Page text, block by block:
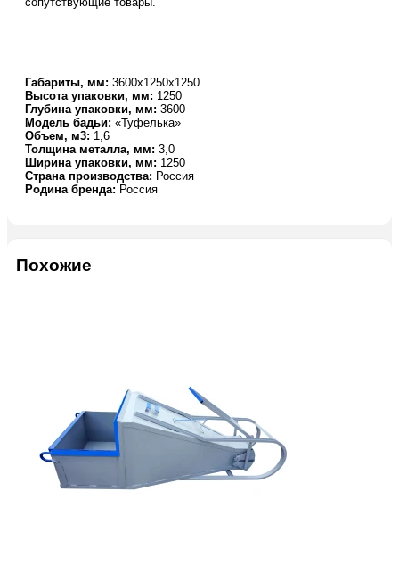
Габариты, мм: 3600х1250х1250
Высота упаковки, мм: 1250
Глубина упаковки, мм: 3600
Модель бадьи: «Туфелька»
Объем, м3: 1,6
Толщина металла, мм: 3,0
Ширина упаковки, мм: 1250
Страна производства: Россия
Родина бренда: Россия
Похожие